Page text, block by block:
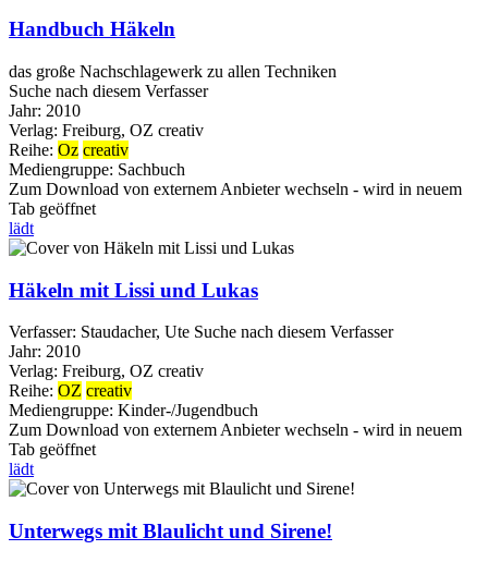
Handbuch Häkeln
das große Nachschlagewerk zu allen Techniken
Suche nach diesem Verfasser
Jahr: 2010
Verlag: Freiburg, OZ creativ
Reihe: Oz creativ
Mediengruppe: Sachbuch
Zum Download von externem Anbieter wechseln - wird in neuem
Tab geöffnet
lädt
Häkeln mit Lissi und Lukas
Verfasser: Staudacher, Ute Suche nach diesem Verfasser
Jahr: 2010
Verlag: Freiburg, OZ creativ
Reihe: OZ creativ
Mediengruppe: Kinder-/Jugendbuch
Zum Download von externem Anbieter wechseln - wird in neuem
Tab geöffnet
lädt
Unterwegs mit Blaulicht und Sirene!